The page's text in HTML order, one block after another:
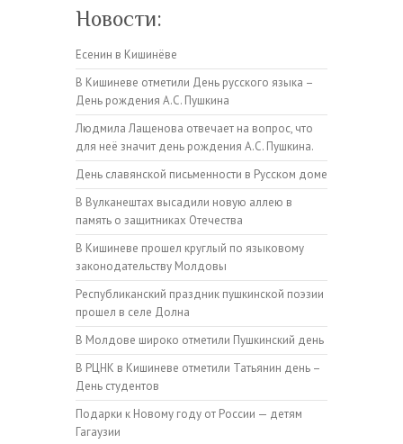
Новости:
Есенин в Кишинёве
В Кишиневе отметили День русского языка –
День рождения А.С. Пушкина
Людмила Лащенова отвечает на вопрос, что
для неё значит день рождения А.С. Пушкина.
День славянской письменности в Русском доме
В Вулканештах высадили новую аллею в
память о защитниках Отечества
В Кишиневе прошел круглый по языковому
законодательству Молдовы
Республиканский праздник пушкинской поэзии
прошел в селе Долна
В Молдове широко отметили Пушкинский день
В РЦНК в Кишиневе отметили Татьянин день –
День студентов
Подарки к Новому году от России — детям
Гагаузии